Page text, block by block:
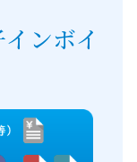
ンボイ